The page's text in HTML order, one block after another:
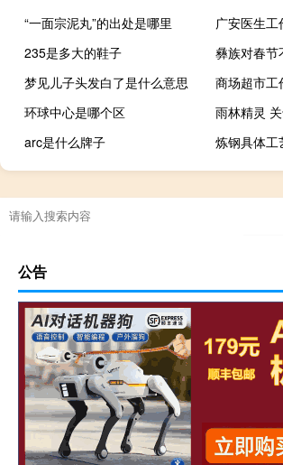
“一面宗泥丸”的出处是哪里
广安医生
235是多大的鞋子
彝族对春节
梦见儿子头发白了是什么意思
商场超市工
环球中心是哪个区
雨林精灵
arc是什么牌子
炼钢具体工
公告